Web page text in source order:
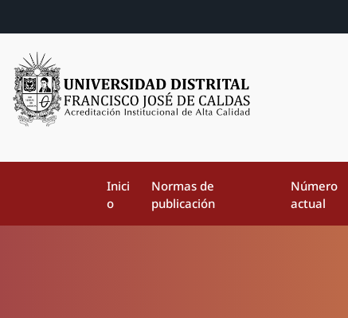
Inici
o
Normas de
publicación
Número
actual